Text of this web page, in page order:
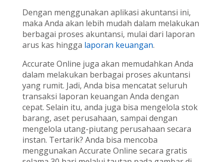
Dengan menggunakan aplikasi akuntansi ini,
maka Anda akan lebih mudah dalam melakukan
berbagai proses akuntansi, mulai dari laporan
arus kas hingga laporan keuangan.
Accurate Online juga akan memudahkan Anda
dalam melakukan berbagai proses akuntansi
yang rumit. Jadi, Anda bisa mencatat seluruh
transaksi laporan keuangan Anda dengan
cepat. Selain itu, anda juga bisa mengelola stok
barang, aset perusahaan, sampai dengan
mengelola utang-piutang perusahaan secara
instan. Tertarik? Anda bisa mencoba
menggunakan Accurate Online secara gratis